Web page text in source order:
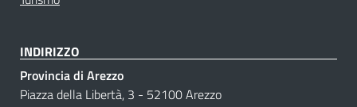
INDIRIZZO
Provincia di Arezzo
Piazza della Libertà, 3 - 52100 Arezzo